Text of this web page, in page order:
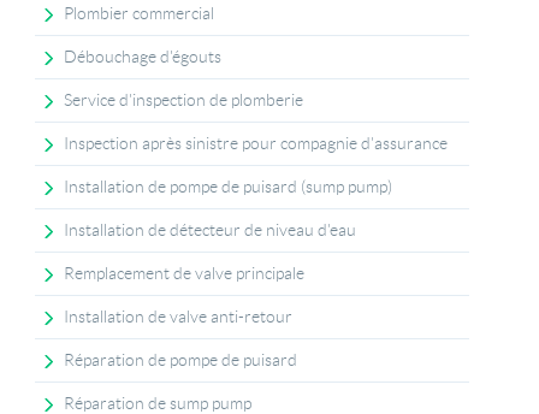
Plombier commercial
Débouchage d'égouts
Service d'inspection de plomberie
Inspection après sinistre pour compagnie d'assurance
Installation de pompe de puisard (sump pump)
Installation de détecteur de niveau d'eau
Remplacement de valve principale
Installation de valve anti-retour
Réparation de pompe de puisard
Réparation de sump pump